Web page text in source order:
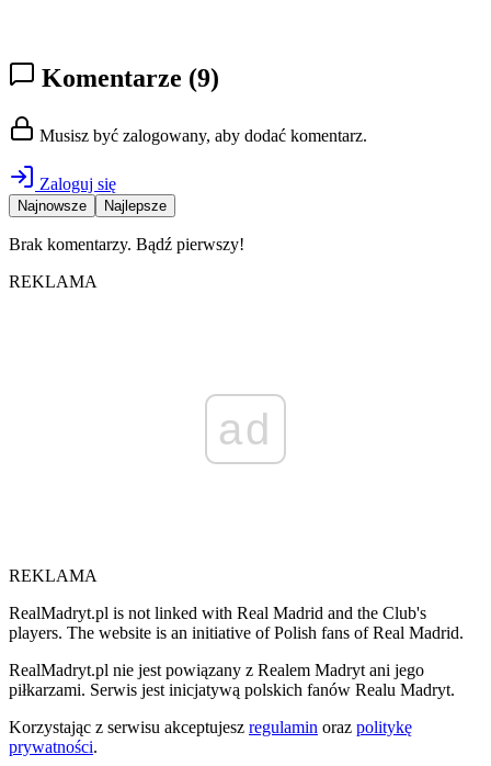
Komentarze (9)
Musisz być zalogowany, aby dodać komentarz.
Zaloguj się
Najnowsze Najlepsze
Brak komentarzy. Bądź pierwszy!
REKLAMA
ad
REKLAMA
RealMadryt.pl is not linked with Real Madrid and the Club's
players. The website is an initiative of Polish fans of Real Madrid.
RealMadryt.pl nie jest powiązany z Realem Madryt ani jego
piłkarzami. Serwis jest inicjatywą polskich fanów Realu Madryt.
Korzystając z serwisu akceptujesz regulamin oraz politykę
prywatności.